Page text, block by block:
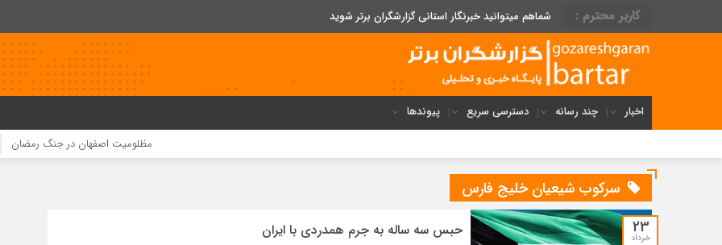
کاربر محترم : شماهم میتوانید خبرنگار استانی گزارشگران برتر شوید
اخبار چند رسانه دسترسی سریع پیوندها
قیمت مواد اولیه چند برابر
سرکوب شیعیان خلیج فارس
23
خرداد حبس سه ساله به جرم همدردی با ایران